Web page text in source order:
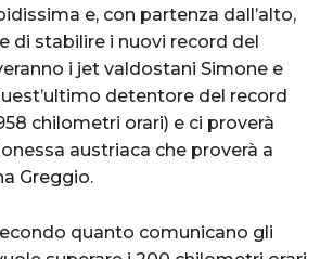
e, con partenza dall’alto,
di stabilire i nuovi record del
i jet valdostani Simone e
detentore del record
chilometri orari) e ci proverà
austriaca che proverà a
Greggio.
quanto comunicano gli